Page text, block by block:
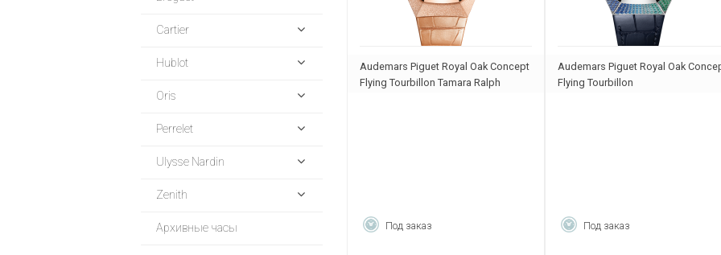
Cartier
Hublot
Oris
Perrelet
Ulysse Nardin
Zenith
Архивные часы
Audemars Piguet Royal Oak Concept
Flying Tourbillon Tamara Ralph
Под заказ
Audemars Piguet Royal Oak
Flying Tourbillon
Под заказ